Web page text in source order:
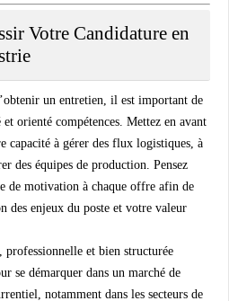
Votre Candidature en
un entretien, il est important de
orienté compétences. Mettez en avant
capacité à gérer des flux logistiques, à
des équipes de production. Pensez
de motivation à chaque offre afin de
des enjeux du poste et votre valeur
professionnelle et bien structurée
se démarquer dans un marché de
notamment dans les secteurs de